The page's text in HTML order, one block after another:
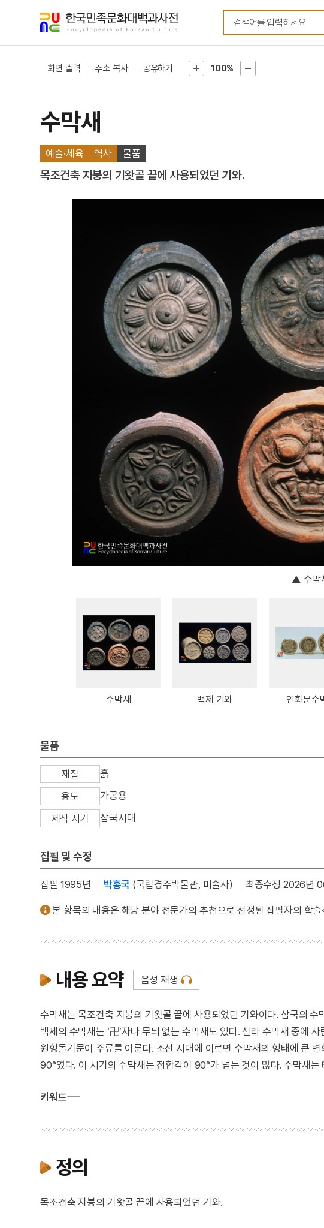
화면 출력 주소 복사 공유하기 100%
수막새
예술·체육 역사 물품
목조건축 지붕의 기왓골 끝에 사용되었던 기와.
수막
수막새 백제 기와 연화문수
물품
재질
흙
용도
가공용
제작 시기
삼국시대
집필 및 수정
집필 1995년 박홍국 (국립경주박물관, 미술사) 최종수정 2026년
본 항목의 내용은 해당 분야 전문가의 추천으로 선정된 집필자의 학
내용 요약 음성 재생
수막새는 목조건축 지붕의 기왓골 끝에 사용되었던 기와이다. 삼국의
백제의 수막새는 ‘卍’자나 무늬 없는 수막새도 있다. 신라 수막새 중에
원형돌기문이 주류를 이룬다. 조선 시대에 이르면 수막새의 형태에 큰
90°였다. 이 시기의 수막새는 접합각이 90°가 넘는 것이 많다. 수막새
키워드
정의
목조건축 지붕의 기왓골 끝에 사용되었던 기와.